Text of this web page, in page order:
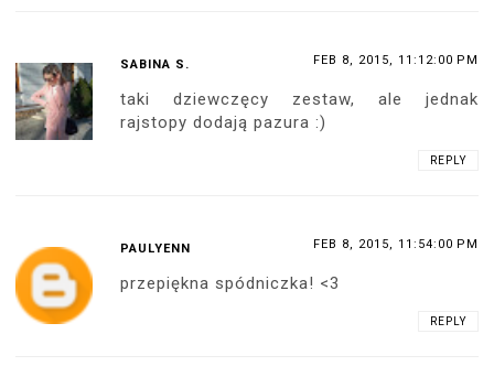
SABINA S. FEB 8, 2015, 11:12:00 PM
taki dziewczęcy zestaw, ale jednak
rajstopy dodają pazura :)
REPLY
PAULYENN FEB 8, 2015, 11:54:00 PM
przepiękna spódniczka! <3
REPLY